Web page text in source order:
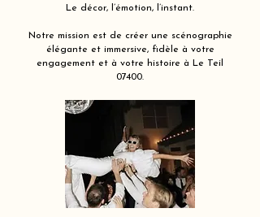
Le décor, l’émotion, l’instant.
Notre mission est de créer une scénographie
élégante et immersive, fidèle à votre
engagement et à votre histoire à Le Teil
07400.